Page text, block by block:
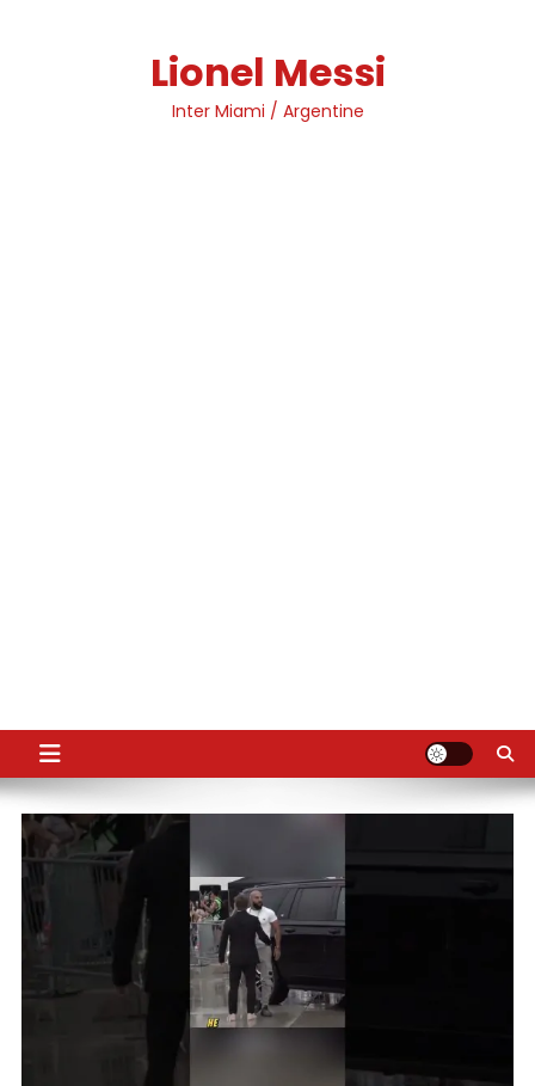
Lionel Messi
Inter Miami / Argentine